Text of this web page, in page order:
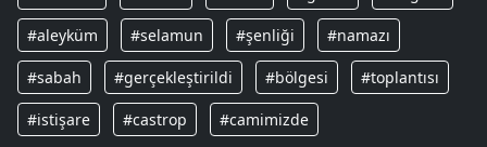
#aleyküm #selamun #şenliği #namazı
#sabah #gerçekleştirildi #bölgesi #toplantısı
#istişare #castrop #camimizde